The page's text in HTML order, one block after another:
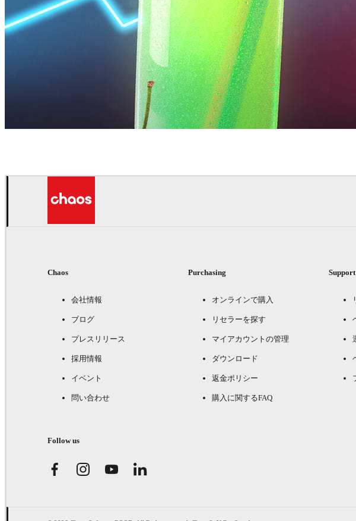
Chaos
会社情報
ブログ
プレスリリース
採用情報
イベント
問い合わせ
Purchasing
オンラインで購入
リセラーを探す
マイアカウントの管理
ダウンロード
返金ポリシー
購入に関するFAQ
Support
Follow us